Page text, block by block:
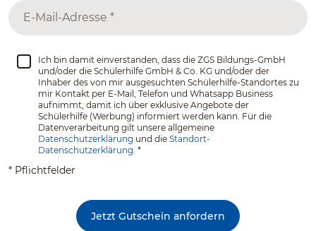
Ich bin damit einverstanden, dass die ZGS Bildungs-GmbH
und/oder die Schülerhilfe GmbH & Co. KG und/oder der
Inhaber des von mir ausgesuchten Schülerhilfe-Standortes zu
mir Kontakt per E-Mail, Telefon und Whatsapp Business
aufnimmt, damit ich über exklusive Angebote der
Schülerhilfe (Werbung) informiert werden kann. Für die
Datenverarbeitung gilt unsere allgemeine
Datenschutzerklärung und die Standort-
Datenschutzerklärung. *
* Pflichtfelder
Jetzt Gutschein anfordern